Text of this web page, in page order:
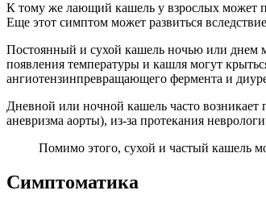
К тому же лающий кашель у взрослых может
Еще этот симптом может развиться
Постоянный и сухой кашель ночью или днем
появления температуры и кашля могут
ангиотензинпревращающего фермента и
Дневной или ночной кашель часто возникает
аневризма аорты), из-за протекания
Помимо этого, сухой и частый кашель
Симптоматика